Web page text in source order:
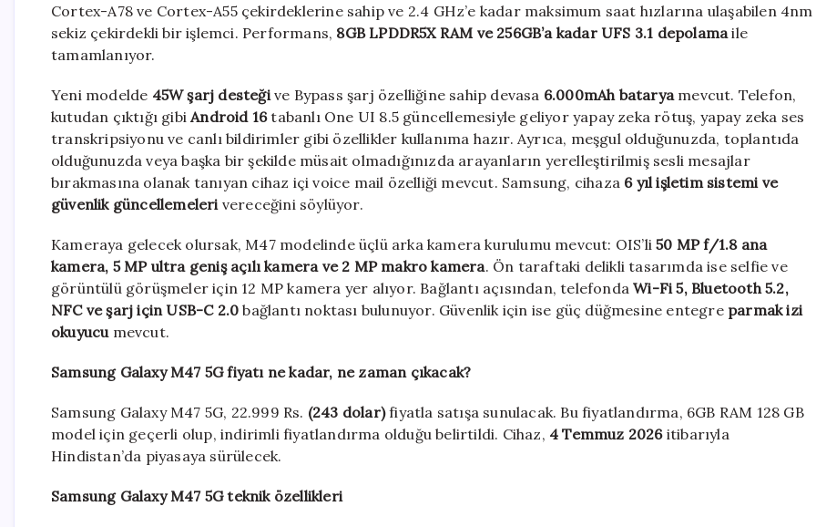
Cortex-A78 ve Cortex-A55 çekirdeklerine sahip ve 2.4 GHz’e kadar maksimum saat hızlarına ulaşabilen 4nm
sekiz çekirdekli bir işlemci. Performans, 8GB LPDDR5X RAM ve 256GB’a kadar UFS 3.1 depolamaile
tamamlanıyor.
Yeni modelde 45W şarj desteğive Bypass şarj özelliğine sahip devasa 6.000mAh bataryamevcut. Telefon,
kutudan çıktığı gibiAndroid 16tabanlı One UI 8.5 güncellemesiyle geliyor yapay zeka rötuş, yapay zeka ses
transkripsiyonu ve canlı bildirimler gibi özellikler kullanıma hazır. Ayrıca, meşgul olduğunuzda, toplantıda
olduğunuzda veya başka bir şekilde müsait olmadığınızda arayanların yerelleştirilmiş sesli mesajlar
bırakmasına olanak tanıyan cihaz içi voice mail özelliği mevcut. Samsung, cihaza 6 yıl işletim sistemi ve
güvenlik güncellemeleri vereceğini söylüyor.
Kameraya gelecek olursak, M47 modelinde üçlü arka kamera kurulumu mevcut: OIS’li50 MP f/1.8 ana
kamera, 5 MP ultra geniş açılı kamera ve 2 MP makro kamera. Ön taraftaki delikli tasarımda ise selfie ve
görüntülü görüşmeler için 12 MP kamera yer alıyor. Bağlantı açısından, telefondaWi-Fi 5, Bluetooth 5.2,
NFC ve şarj için USB-C 2.0 bağlantı noktası bulunuyor. Güvenlik için ise güç düğmesine entegre parmak izi
okuyucumevcut.
Samsung Galaxy M47 5G fiyatı ne kadar, ne zaman çıkacak?
Samsung Galaxy M47 5G, 22.999 Rs. (243 dolar)fiyatla satışa sunulacak. Bu fiyatlandırma, 6GB RAM 128 GB
model için geçerli olup, indirimli fiyatlandırma olduğu belirtildi. Cihaz, 4 Temmuz 2026itibarıyla
Hindistan’da piyasaya sürülecek.
Samsung Galaxy M47 5G teknik özellikleri